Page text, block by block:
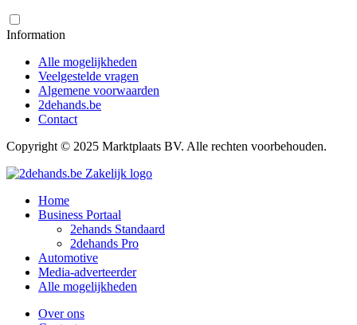
Information
Alle mogelijkheden
Veelgestelde vragen
Algemene voorwaarden
2dehands.be
Contact
Copyright © 2025 Marktplaats BV. Alle rechten voorbehouden.
Home
Business Portaal
2ehands Standaard
2dehands Pro
Automotive
Media-adverteerder
Alle mogelijkheden
Over ons